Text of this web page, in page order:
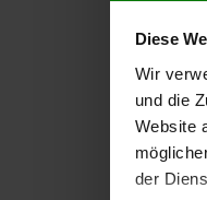
Diese
Wir
und die
Website
der